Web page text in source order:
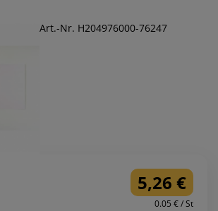
Art.-Nr. H204976000-76247
5,26 €
0.05 € / St